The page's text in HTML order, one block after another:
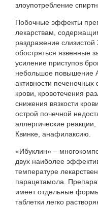
злоупотребление
Побочные эффекты
лекарствам,
раздражение слизистой
обостряться язвенные
усиление приступов
небольшое повышение
активности
крови, кровотечения
снижения вязкости
острой почечной
аллергические
Квинке, анафилаксию.
«Ибуклин» –
двух наиболее
температуре
парацетамола.
имеет отдельные
таблетки легко